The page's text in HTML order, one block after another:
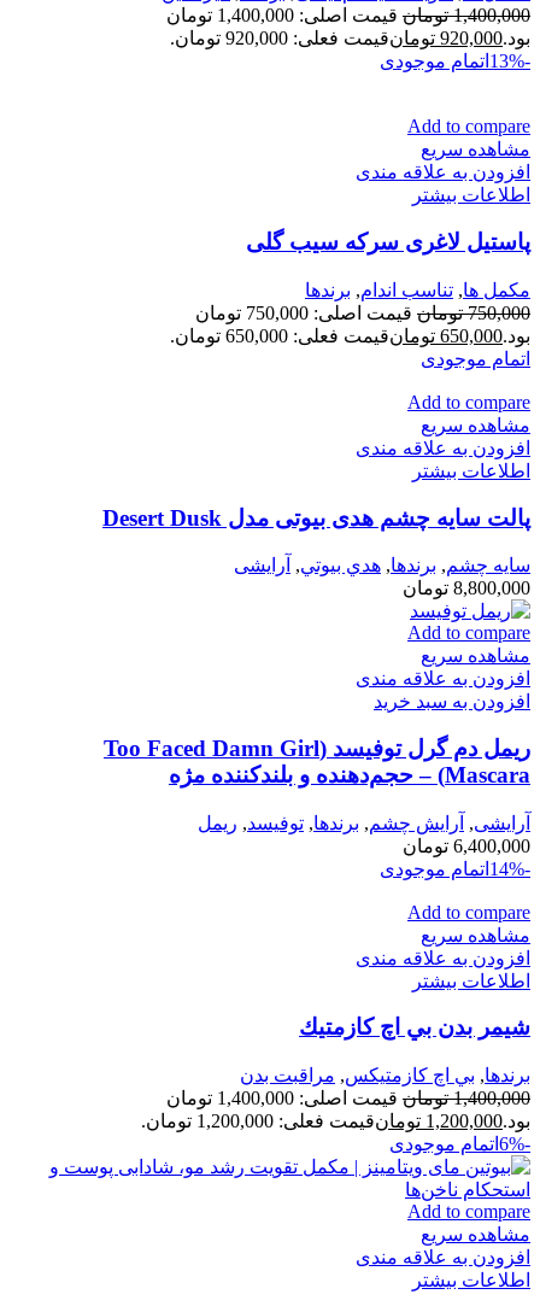
1,400,000 تومان
قیمت اصلی: 1,400,000 تومان
بود.920,000 تومانقیمت فعلی: 920,000 تومان.
-13%
اتمام موجودی
Add to compare
مشاهده سریع
افزودن به علاقه مندی
اطلاعات بیشتر
پاستیل لاغری سرکه سیب گلی
مكمل ها, تناسب اندام, برندها
750,000 تومان
قیمت اصلی: 750,000 تومان
بود.650,000 تومانقیمت فعلی: 650,000 تومان.
اتمام موجودی
Add to compare
مشاهده سریع
افزودن به علاقه مندی
اطلاعات بیشتر
پالت سایه چشم هدی بیوتی مدل Desert Dusk
سايه چشم, برندها, هدي بيوتي, آرایشی
8,800,000 تومان
Add to compare
مشاهده سریع
افزودن به علاقه مندی
افزودن به سبد خرید
ریمل دم گرل توفیسد (Too Faced Damn Girl
Mascara) – حجم‌دهنده و بلندکننده مژه
آرایشی, آرايش چشم, برندها, توفيسد, ريمل
6,400,000 تومان
-14%
اتمام موجودی
Add to compare
مشاهده سریع
افزودن به علاقه مندی
اطلاعات بیشتر
شيمر بدن بي اچ كازمتيك
برندها, بي اچ كازمتيكس, مراقبت بدن
1,400,000 تومان
قیمت اصلی: 1,400,000 تومان
بود.1,200,000 تومانقیمت فعلی: 1,200,000 تومان.
-6%
اتمام موجودی
Add to compare
مشاهده سریع
افزودن به علاقه مندی
اطلاعات بیشتر